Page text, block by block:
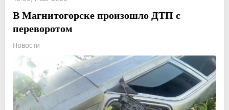
В Магнитогорске произошло ДТП с
переворотом
Новости